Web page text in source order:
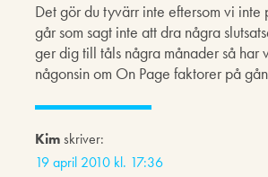
Det gör du tyvärr inte eftersom vi
går som sagt inte att dra några
ger dig till tåls några månader så har
någonsin om On Page faktorer på
Kimskriver:
19 april 2010 kl. 17:36